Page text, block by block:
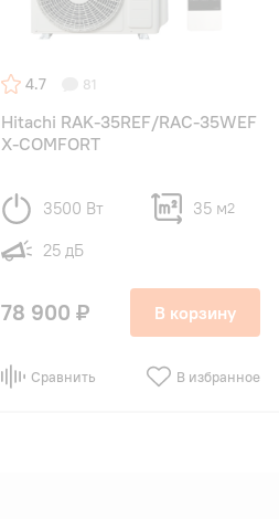
4.7 81
Hitachi RAK-35REF/RAC-35WEF
X-COMFORT
3500 Вт 35 м2
25 дБ
78 900 ₽ В корзину
Сравнить В избранное